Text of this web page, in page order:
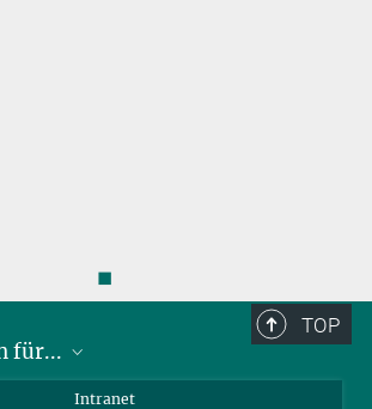
◼
TOP
für...
Intranet